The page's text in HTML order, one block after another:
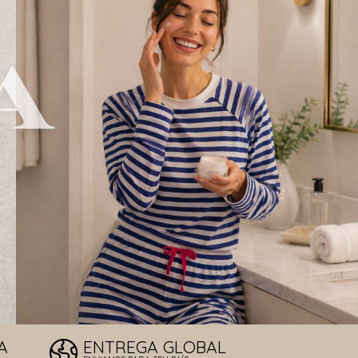
DE SOL
ENTREGA GLOBAL